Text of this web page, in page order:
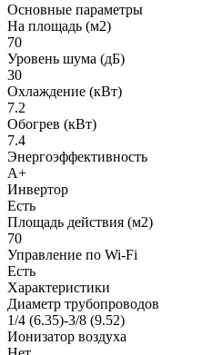
Основные параметры
На площадь (м2)
70
Уровень шума (дБ)
30
Охлаждение (кВт)
7.2
Обогрев (кВт)
7.4
Энергоэффективность
A+
Инвертор
Есть
Площадь действия (м2)
70
Управление по Wi-Fi
Есть
Характеристики
Диаметр трубопроводов
1/4 (6.35)-3/8 (9.52)
Ионизатор воздуха